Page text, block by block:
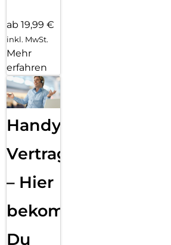
ab 19,99 €
inkl. MwSt.
Mehr
erfahren
Handy
Vertragsabwicklung
– Hier
bekommst
Du